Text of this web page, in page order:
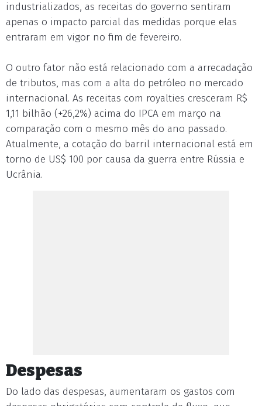
industrializados, as receitas do governo sentiram
apenas o impacto parcial das medidas porque elas
entraram em vigor no fim de fevereiro.
O outro fator não está relacionado com a arrecadação
de tributos, mas com a alta do petróleo no mercado
internacional. As receitas com royalties cresceram R$
1,11 bilhão (+26,2%) acima do IPCA em março na
comparação com o mesmo mês do ano passado.
Atualmente, a cotação do barril internacional está em
torno de US$ 100 por causa da guerra entre Rússia e
Ucrânia.
Despesas
Do lado das despesas, aumentaram os gastos com